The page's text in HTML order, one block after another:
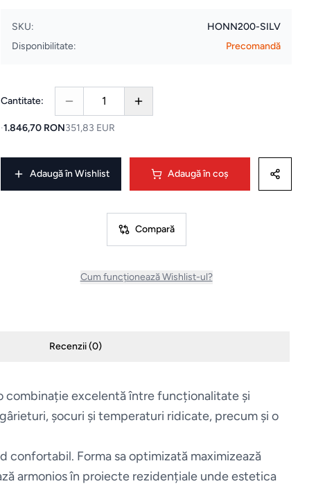
SKU:
HONN200-SILV
Disponibilitate:
Precomandă
Cantitate: 1
·1.846,70 RON351,83 EUR
Adaugă în Wishlist Adaugă în coș
Compară
Cum funcționează Wishlist-ul?
Recenzii (0)
combinație excelentă între funcționalitate și
șocuri și temperaturi ridicate, precum și o
confortabil. Forma sa optimizată maximizează
armonios în proiecte rezidențiale unde estetica